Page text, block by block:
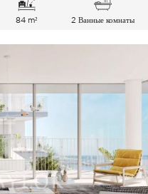
84 m² 2 Ванные комнаты